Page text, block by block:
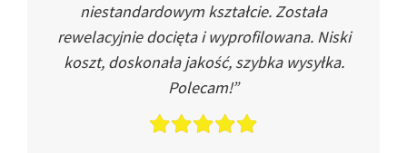
niestandardowym kształcie. Została
rewelacyjnie docięta i wyprofilowana. Niski
koszt, doskonała jakość, szybka wysyłka.
Polecam!”